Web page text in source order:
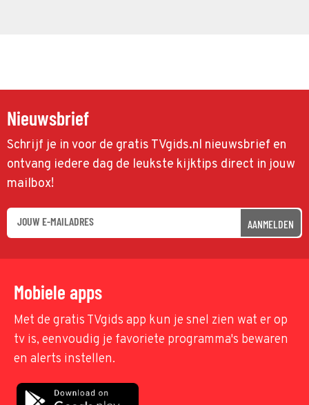
Nieuwsbrief
Schrijf je in voor de gratis TVgids.nl nieuwsbrief en
ontvang iedere dag de leukste kijktips direct in jouw
mailbox!
AANMELDEN
Mobiele apps
Met de gratis TVgids app kun je snel zien wat er op
tv is, eenvoudig je favoriete programma's bewaren
en alerts instellen.